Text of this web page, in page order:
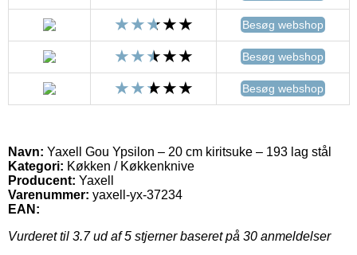
Besøg webshop
Besøg webshop
Besøg webshop
Navn: Yaxell Gou Ypsilon – 20 cm kiritsuke – 193 lag stål
Kategori: Køkken / Køkkenknive
Producent: Yaxell
Varenummer: yaxell-yx-37234
EAN:
Vurderet til 3.7ud af 5 stjerner baseret på 30 anmeldelser